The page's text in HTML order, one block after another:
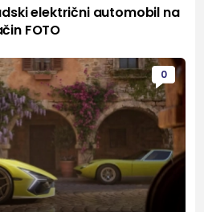
električni automobil na
FOTO
0